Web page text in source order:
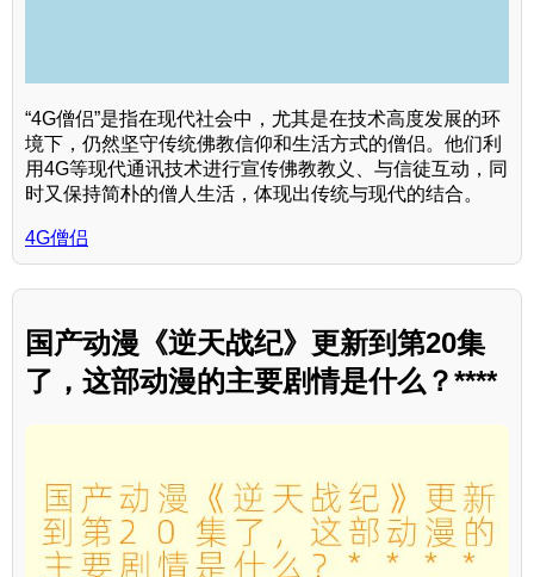
“4G僧侣”是指在现代社会中，尤其是在技术高度发展的环
境下，仍然坚守传统佛教信仰和生活方式的僧侣。他们利
用4G等现代通讯技术进行宣传佛教教义、与信徒互动，同
时又保持简朴的僧人生活，体现出传统与现代的结合。
4G僧侣
国产动漫《逆天战纪》更新到第20集
了，这部动漫的主要剧情是什么？****